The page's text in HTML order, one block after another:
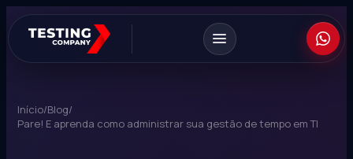
Início/Blog/
Pare! E aprenda como administrar sua gestão de tempo em TI